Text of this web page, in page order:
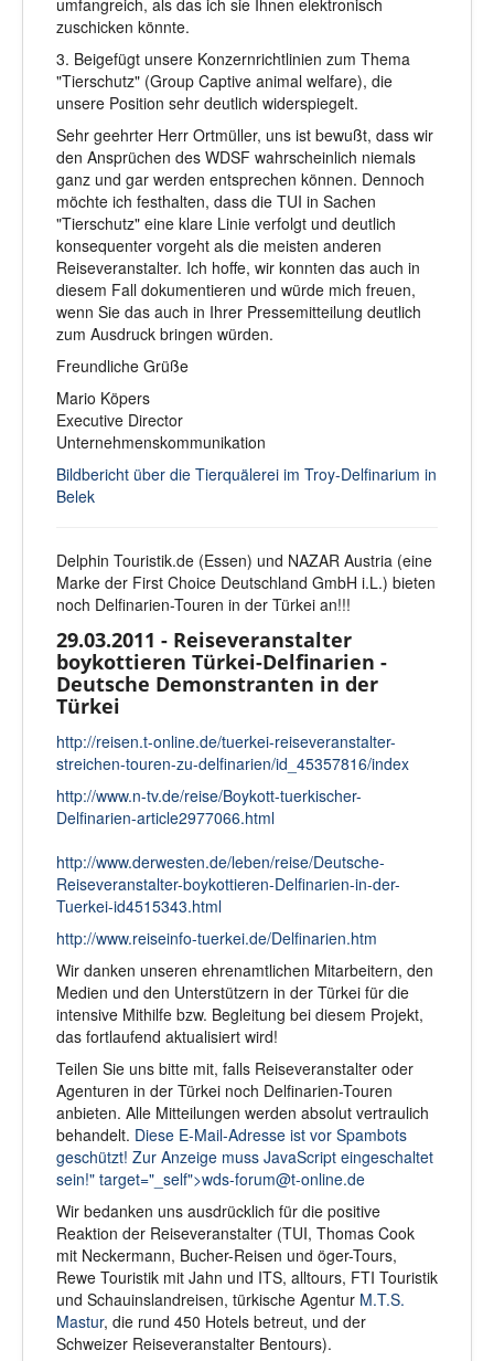
zuschicken könnte.
3. Beigefügt unsere Konzernrichtlinien zum Thema
"Tierschutz" (Group Captive animal welfare), die
unsere Position sehr deutlich widerspiegelt.
Sehr geehrter Herr Ortmüller, uns ist bewußt, dass wir
den Ansprüchen des WDSF wahrscheinlich niemals
ganz und gar werden entsprechen können. Dennoch
möchte ich festhalten, dass die TUI in Sachen
"Tierschutz" eine klare Linie verfolgt und deutlich
konsequenter vorgeht als die meisten anderen
Reiseveranstalter. Ich hoffe, wir konnten das auch in
diesem Fall dokumentieren und würde mich freuen,
wenn Sie das auch in Ihrer Pressemitteilung deutlich
zum Ausdruck bringen würden.
Freundliche Grüße
Mario Köpers
Executive Director
Unternehmenskommunikation
Bildbericht über die Tierquälerei im Troy-Delfinarium in
Belek
Delphin Touristik.de (Essen) und NAZAR Austria (eine
Marke der First Choice Deutschland GmbH i.L.) bieten
noch Delfinarien-Touren in der Türkei an!!!
29.03.2011 - Reiseveranstalter
boykottieren Türkei-Delfinarien -
Deutsche Demonstranten in der
Türkei
http://reisen.t-online.de/tuerkei-reiseveranstalter-
streichen-touren-zu-delfinarien/id_45357816/index
http://www.n-tv.de/reise/Boykott-tuerkischer-
Delfinarien-article2977066.html
http://www.derwesten.de/leben/reise/Deutsche-
Reiseveranstalter-boykottieren-Delfinarien-in-der-
Tuerkei-id4515343.html
http://www.reiseinfo-tuerkei.de/Delfinarien.htm
Wir danken unseren ehrenamtlichen Mitarbeitern, den
Medien und den Unterstützern in der Türkei für die
intensive Mithilfe bzw. Begleitung bei diesem Projekt,
das fortlaufend aktualisiert wird!
Teilen Sie uns bitte mit, falls Reiseveranstalter oder
Agenturen in der Türkei noch Delfinarien-Touren
anbieten. Alle Mitteilungen werden absolut vertraulich
behandelt. Diese E-Mail-Adresse ist vor Spambots
geschützt! Zur Anzeige muss JavaScript eingeschaltet
sein!" target="_self">wds-forum@t-online.de
Wir bedanken uns ausdrücklich für die positive
Reaktion der Reiseveranstalter (TUI, Thomas Cook
mit Neckermann, Bucher-Reisen und öger-Tours,
Rewe Touristik mit Jahn und ITS, alltours, FTI Touristik
und Schauinslandreisen, türkische Agentur M.T.S.
Mastur, die rund 450 Hotels betreut, und der
Schweizer Reiseveranstalter Bentours).